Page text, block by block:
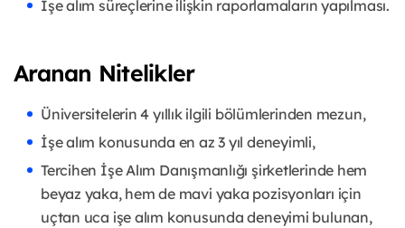
İşe alım süreçlerine ilişkin raporlamaların yapılması.
Aranan Nitelikler
Üniversitelerin 4 yıllık ilgili bölümlerinden mezun,
İşe alım konusunda en az 3 yıl deneyimli,
Tercihen İşe Alım Danışmanlığı şirketlerinde hem
beyaz yaka, hem de mavi yaka pozisyonları için
uçtan uca işe alım konusunda deneyimi bulunan,